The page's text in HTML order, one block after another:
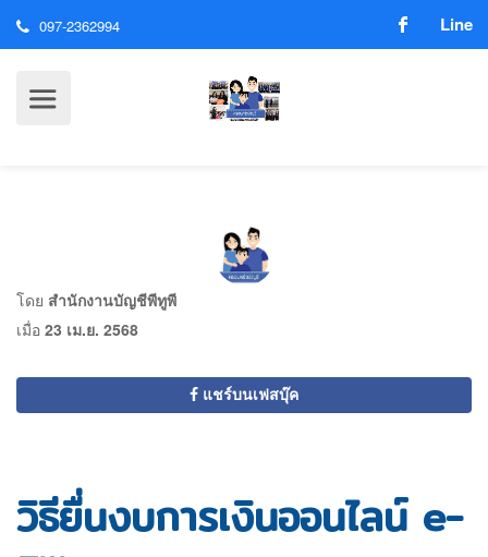
097-2362994 Line
โดย สำนักงานบัญชีพีทูพี
เมื่อ 23 เม.ย. 2568
แชร์บนเฟสบุ๊ค
วิธียื่นงบการเงินออนไลน์ e-